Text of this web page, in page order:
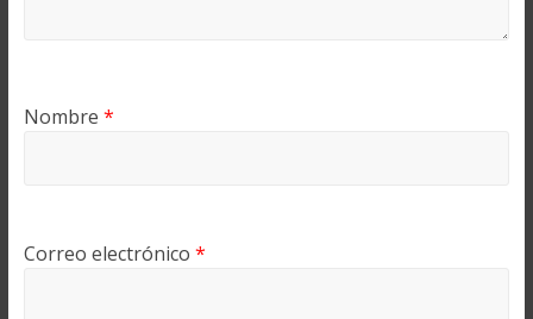
Nombre *
Correo electrónico *